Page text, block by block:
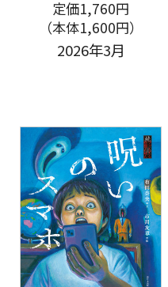
定価1,760円
（本体1,600円）
2026年3月